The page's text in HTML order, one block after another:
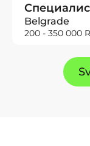
Belgrade
200 - 350 000